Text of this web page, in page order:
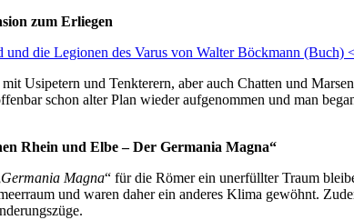
zum Erliegen
die Legionen des Varus von Walter Böckmann (Buch)
Usipetern und Tenkterern, aber auch Chatten und
schon alter Plan wieder aufgenommen und man
Rhein und Elbe – Der Germania Magna“
Germania Magna“ für die Römer ein unerfüllter Traum
und waren daher ein anderes Klima gewöhnt.